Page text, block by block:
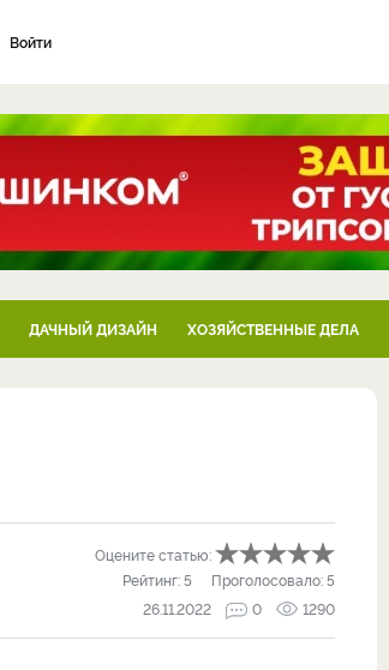
Войти
ДАЧНЫЙ ДИЗАЙН ХОЗЯЙСТВЕННЫЕ ДЕЛА
Оцените статью:
Рейтинг:5 Проголосовало:5
26.11.2022
0 1290